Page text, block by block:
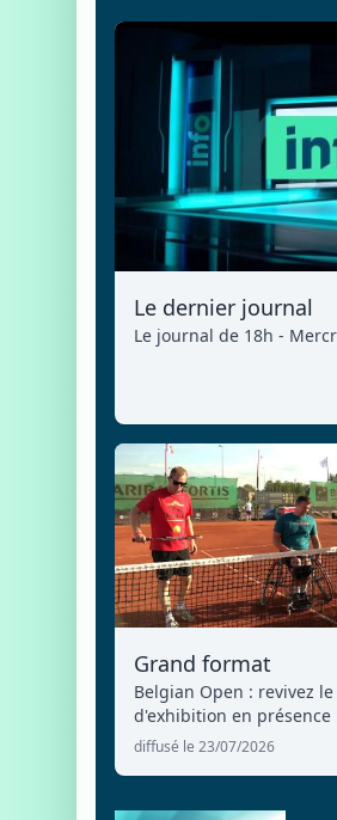
Le dernier journal
Le journal de 18h -
Grand format
Belgian Open : revivez
d'exhibition en présence
diffusé le 23/07/2026